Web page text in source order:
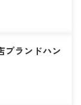
ブランドハン